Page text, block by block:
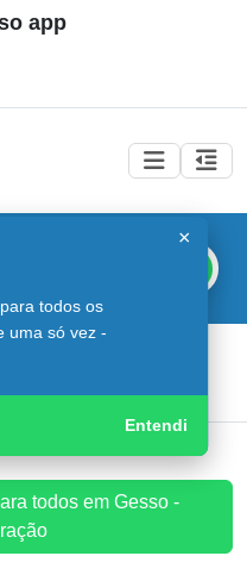
app
Sorocaba
Gesso - Decoração
todos em Gesso -
×
todos os
uma só vez -
Entendi